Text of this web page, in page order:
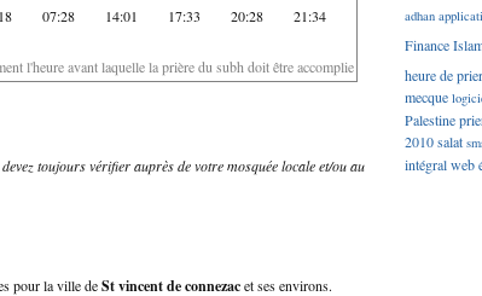
07:28 14:01 17:33 20:28 21:34
l'heure avant laquelle la prière du subh doit être accomplie
toujours vérifier auprès de votre mosquée locale et/ou au
pour la ville deSt vincent de connezacet ses environs.
adhan
Finance
heure de
mecque
Palestine
2010salat
intégralweb